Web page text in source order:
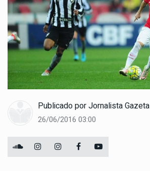
Publicado porJornalista Gazeta
26/06/2016 03:00